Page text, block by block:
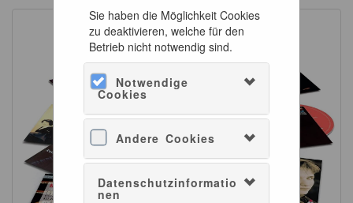
Sie haben die Möglichkeit Cookies
zu deaktivieren, welche für den
Betrieb nicht notwendig sind.
Notwendige
Cookies
Andere Cookies
Datenschutzinformatio
nen